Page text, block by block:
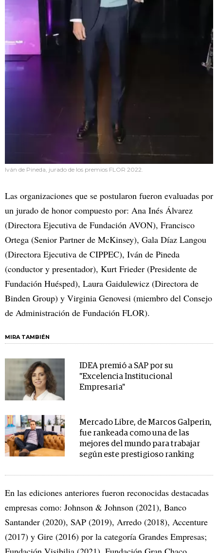
Iván de Pineda, jurado de los premios FLOR 2022.
Las organizaciones que se postularon fueron evaluadas por
un jurado de honor compuesto por: Ana Inés Álvarez
(Directora Ejecutiva de Fundación AVON), Francisco
Ortega (Senior Partner de McKinsey), Gala Díaz Langou
(Directora Ejecutiva de CIPPEC), Iván de Pineda
(conductor y presentador), Kurt Frieder (Presidente de
Fundación Huésped), Laura Gaidulewicz (Directora de
Binden Group) y Virginia Genovesi (miembro del Consejo
de Administración de Fundación FLOR).
MIRA TAMBIÉN
IDEA premió a SAP por su
"Excelencia Institucional
Empresaria"
Mercado Libre, de Marcos Galperin,
fue rankeada como una de las
mejores del mundo para trabajar
según este prestigioso ranking
En las ediciones anteriores fueron reconocidas destacadas
empresas como: Johnson & Johnson (2021), Banco
Santander (2020), SAP (2019), Arredo (2018), Accenture
(2017) y Gire (2016) por la categoría Grandes Empresas;